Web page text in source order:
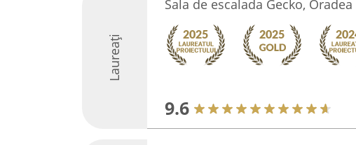
Laureați
Sala de escalada Gecko, Oradea
9.6